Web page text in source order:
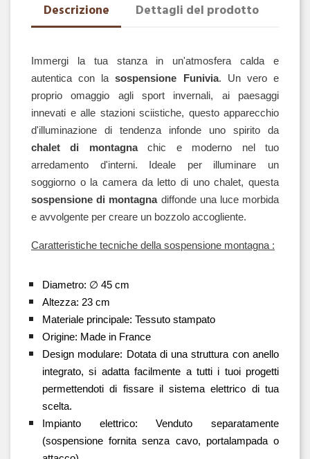
Descrizione Dettagli del prodotto
Immergi la tua stanza in un'atmosfera calda e
autentica con la sospensione Funivia. Un vero e
proprio omaggio agli sport invernali, ai paesaggi
innevati e alle stazioni sciistiche, questo apparecchio
chalet di montagna chic e moderno nel tuo
arredamento d'interni. Ideale per illuminare un
sospensione di montagna diffonde una luce morbida
e avvolgente per creare un bozzolo accogliente.
Caratteristiche tecniche della sospensione montagna :
Diametro: ∅ 45 cm
Altezza: 23 cm
Materiale principale: Tessuto stampato
Origine: Made in France
Design modulare: Dotata di una struttura con anello
integrato, si adatta facilmente a tutti i tuoi progetti
permettendoti di fissare il sistema elettrico di tua
scelta.
Impianto elettrico: Venduto separatamente
(sospensione fornita senza cavo, portalampada o